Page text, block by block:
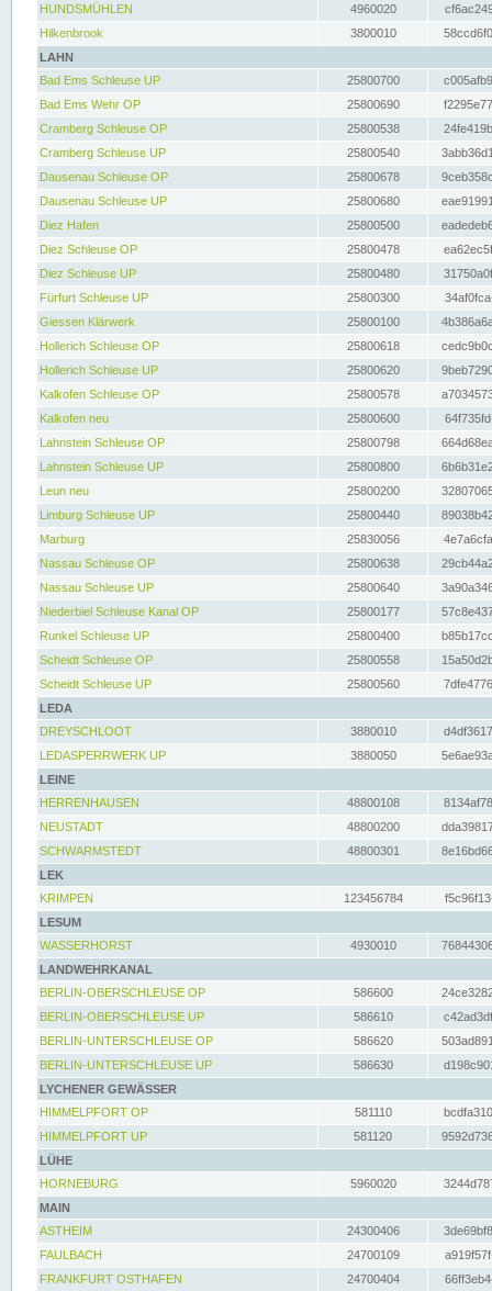
HUNDSMÜHLEN
4960020
Hilkenbrook
3800010
LAHN
Bad Ems Schleuse UP
25800700
Bad Ems Wehr OP
25800690
Cramberg Schleuse OP
25800538
Cramberg Schleuse UP
25800540
Dausenau Schleuse OP
25800678
Dausenau Schleuse UP
25800680
Diez Hafen
25800500
Diez Schleuse OP
25800478
Diez Schleuse UP
25800480
Fürfurt Schleuse UP
25800300
Giessen Klärwerk
25800100
Hollerich Schleuse OP
25800618
Hollerich Schleuse UP
25800620
Kalkofen Schleuse OP
25800578
Kalkofen neu
25800600
Lahnstein Schleuse OP
25800798
Lahnstein Schleuse UP
25800800
Leun neu
25800200
Limburg Schleuse UP
25800440
Marburg
25830056
Nassau Schleuse OP
25800638
Nassau Schleuse UP
25800640
Niederbiel Schleuse Kanal OP
25800177
Runkel Schleuse UP
25800400
Scheidt Schleuse OP
25800558
Scheidt Schleuse UP
25800560
LEDA
DREYSCHLOOT
3880010
LEDASPERRWERK UP
3880050
LEINE
HERRENHAUSEN
48800108
NEUSTADT
48800200
SCHWARMSTEDT
48800301
LEK
KRIMPEN
123456784
LESUM
WASSERHORST
4930010
LANDWEHRKANAL
BERLIN-OBERSCHLEUSE OP
586600
BERLIN-OBERSCHLEUSE UP
586610
BERLIN-UNTERSCHLEUSE OP
586620
BERLIN-UNTERSCHLEUSE UP
586630
LYCHENER GEWÄSSER
HIMMELPFORT OP
581110
HIMMELPFORT UP
581120
LÜHE
HORNEBURG
5960020
MAIN
ASTHEIM
24300406
FAULBACH
24700109
FRANKFURT OSTHAFEN
24700404